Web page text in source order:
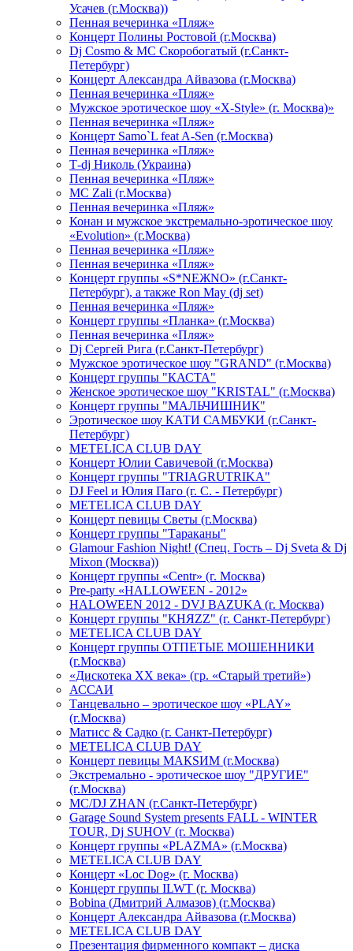
Усачев (г.Москва))
Пенная вечеринка «Пляж»
Концерт Полины Ростовой (г.Москва)
Dj Cosmo & МС Скоробогатый (г.Санкт-
Петербург)
Концерт Александра Айвазова (г.Москва)
Пенная вечеринка «Пляж»
Мужское эротическое шоу «X-Style» (г. Москва)»
Пенная вечеринка «Пляж»
Концерт Samo`L feat A-Sen (г.Москва)
Пенная вечеринка «Пляж»
Т-dj Николь (Украина)
Пенная вечеринка «Пляж»
МС Zali (г.Москва)
Пенная вечеринка «Пляж»
Конан и мужское экстремально-эротическое шоу
«Evolution» (г.Москва)
Пенная вечеринка «Пляж»
Пенная вечеринка «Пляж»
Концерт группы «S*NEЖNO» (г.Санкт-
Петербург), а также Ron May (dj set)
Пенная вечеринка «Пляж»
Концерт группы «Планка» (г.Москва)
Пенная вечеринка «Пляж»
Dj Сергей Рига (г.Санкт-Петербург)
Мужское эротическое шоу "GRAND" (г.Москва)
Концерт группы "КАСТА"
Женское эротическое шоу "KRISTAL" (г.Москва)
Концерт группы "МАЛЬЧИШНИК"
Эротическое шоу КАТИ САМБУКИ (г.Санкт-
Петербург)
METELICA CLUB DAY
Концерт Юлии Савичевой (г.Москва)
Концерт группы "TRIAGRUTRIKA"
DJ Feel и Юлия Паго (г. С. - Петербург)
METELICA CLUB DAY
Концерт певицы Светы (г.Москва)
Концерт группы "Тараканы"
Glamour Fashion Night! (Спец. Гость – Dj Sveta & Dj
Mixon (Москва))
Концерт группы «Centr» (г. Москва)
Pre-party «HALLOWEEN - 2012»
HALOWEEN 2012 - DVJ BAZUKA (г. Москва)
Концерт группы "КНЯZZ" (г. Санкт-Петербург)
METELICA CLUB DAY
Концерт группы ОТПЕТЫЕ МОШЕННИКИ
(г.Москва)
«Дискотека ХХ века» (гр. «Старый третий»)
АССАИ
Танцевально – эротическое шоу «PLAY»
(г.Москва)
Матисс & Садко (г. Санкт-Петербург)
METELICA CLUB DAY
Концерт певицы МАКSИМ (г.Москва)
Экстремально - эротическое шоу "ДРУГИЕ"
(г.Москва)
МС/DJ ZHAN (г.Санкт-Петербург)
Garage Sound System presents FALL - WINTER
TOUR, Dj SUHOV (г. Москва)
Концерт группы «PLAZMA» (г.Москва)
METELICA CLUB DAY
Концерт «Loc Dog» (г. Москва)
Концерт группы ILWT (г. Москва)
Bobina (Дмитрий Алмазов) (г.Москва)
Концерт Александра Айвазова (г.Москва)
METELICA CLUB DAY
Презентация фирменного компакт – диска